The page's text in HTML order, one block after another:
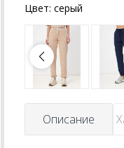
Цвет: серый
Описание